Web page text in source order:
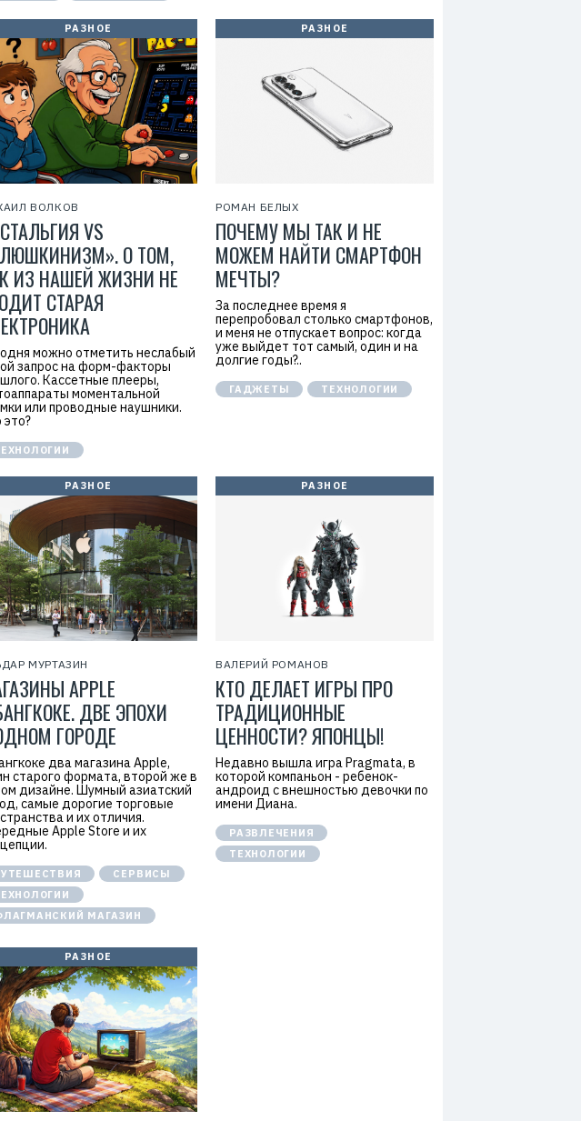
РАЗНОЕ
ВОЛКОВ
VS
О ТОМ,
ИЗ НАШЕЙ ЖИЗНИ НЕ
СТАРАЯ
можно отметить неслабый
запрос на форм-факторы
Кассетные плееры,
моментальной
или проводные наушники.
это?
РАЗНОЕ
РОМАН БЕЛЫХ
ПОЧЕМУ МЫ ТАК И НЕ
МОЖЕМ НАЙТИ СМАРТФОН
МЕЧТЫ?
За последнее время я
перепробовал столько смартфонов,
и меня не отпускает вопрос: когда
уже выйдет тот самый, один и на
долгие годы?..
ГАДЖЕТЫ ТЕХНОЛОГИИ
РАЗНОЕ
МУРТАЗИН
APPLE
ДВЕ ЭПОХИ
ГОРОДЕ
два магазина Apple,
старого формата, второй же в
дизайне. Шумный азиатский
самые дорогие торговые
и их отличия.
Apple Store и их
СЕРВИСЫ
МАГАЗИН
РАЗНОЕ
ВАЛЕРИЙ РОМАНОВ
КТО ДЕЛАЕТ ИГРЫ ПРО
ТРАДИЦИОННЫЕ
ЦЕННОСТИ? ЯПОНЦЫ!
Недавно вышла игра Pragmata, в
которой компаньон - ребенок-
андроид с внешностью девочки по
имени Диана.
РАЗВЛЕЧЕНИЯ
ТЕХНОЛОГИИ
РАЗНОЕ